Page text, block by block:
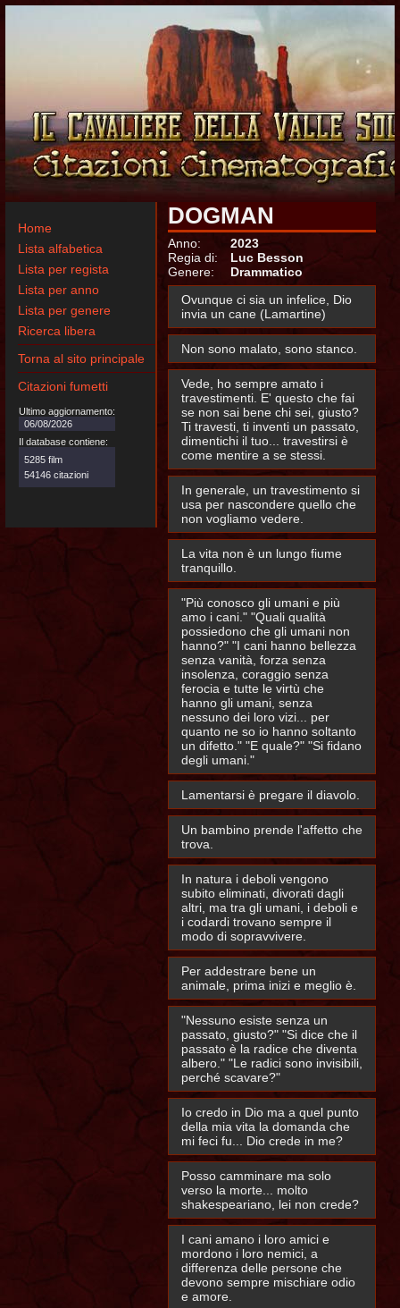
Home
Lista alfabetica
Lista per regista
Lista per anno
Lista per genere
Ricerca libera
Torna al sito principale
Citazioni fumetti
Ultimo aggiornamento:
06/08/2026
Il database contiene:
5285 film
54146 citazioni
DOGMAN
Anno:
2023
Regia di:
Luc Besson
Genere:
Drammatico
Ovunque ci sia un infelice, Dio
invia un cane (Lamartine)
Non sono malato, sono stanco.
Vede, ho sempre amato i
travestimenti. E' questo che fai
se non sai bene chi sei, giusto?
Ti travesti, ti inventi un passato,
dimentichi il tuo... travestirsi è
come mentire a se stessi.
In generale, un travestimento si
usa per nascondere quello che
non vogliamo vedere.
La vita non è un lungo fiume
tranquillo.
"Più conosco gli umani e più
amo i cani." "Quali qualità
possiedono che gli umani non
hanno?" "I cani hanno bellezza
senza vanità, forza senza
insolenza, coraggio senza
ferocia e tutte le virtù che
hanno gli umani, senza
nessuno dei loro vizi... per
quanto ne so io hanno soltanto
un difetto." "E quale?" "Si fidano
degli umani."
Lamentarsi è pregare il diavolo.
Un bambino prende l'affetto che
trova.
In natura i deboli vengono
subito eliminati, divorati dagli
altri, ma tra gli umani, i deboli e
i codardi trovano sempre il
modo di sopravvivere.
Per addestrare bene un
animale, prima inizi e meglio è.
"Nessuno esiste senza un
passato, giusto?" "Si dice che il
passato è la radice che diventa
albero." "Le radici sono invisibili,
perché scavare?"
Io credo in Dio ma a quel punto
della mia vita la domanda che
mi feci fu... Dio crede in me?
Posso camminare ma solo
verso la morte... molto
shakespeariano, lei non crede?
I cani amano i loro amici e
mordono i loro nemici, a
differenza delle persone che
devono sempre mischiare odio
e amore.